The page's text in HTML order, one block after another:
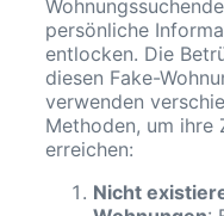
persönliche
entlocken. Die
diesen Fake-
verwenden
Methoden, um ihre
erreichen:
Nicht